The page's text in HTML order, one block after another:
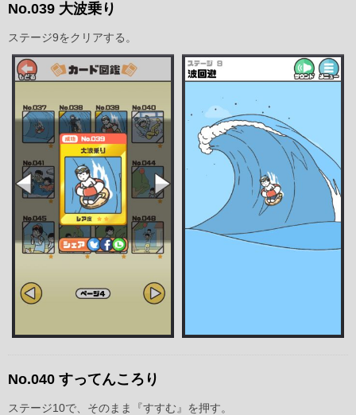
No.039 大波乗り
ステージ9をクリアする。
No.040 すってんころり
ステージ10で、そのまま『すすむ』を押す。